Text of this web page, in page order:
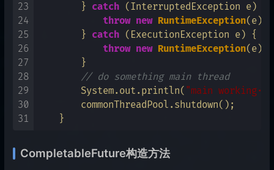
23
24
25
26
27
28
29
30
31
        }
catch (InterruptedException e) {
throw new RuntimeException(e);
        }
catch (ExecutionException e) {
throw new RuntimeException(e);
        }
// do something main thread
        System.out.println(
"main
        commonThreadPool.shutdown();
CompletableFuture构造方法